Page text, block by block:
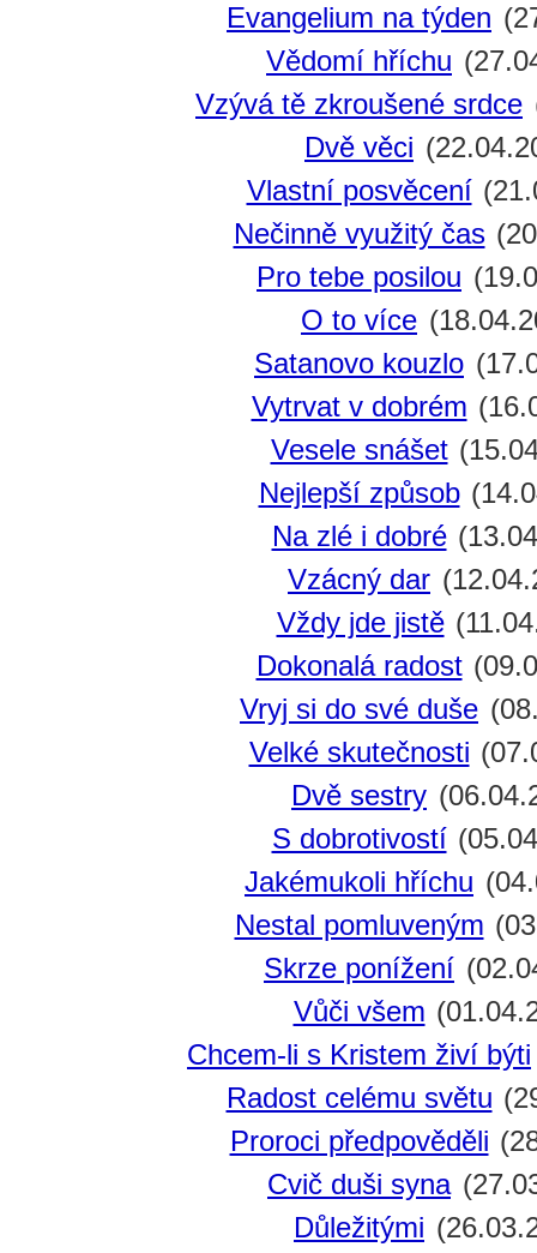
Evangelium na týden
Vědomí hříchu
Vzývá tě zkroušené srdce
Dvě věci
Vlastní posvěcení
Nečinně využitý čas
Pro tebe posilou
O to více
Satanovo kouzlo
Vytrvat v dobrém
Vesele snášet
Nejlepší způsob
Na zlé i dobré
Vzácný dar
Vždy jde jistě
Dokonalá radost
Vryj si do své duše
Velké skutečnosti
Dvě sestry
S dobrotivostí
Jakémukoli hříchu
Nestal pomluveným
Skrze ponížení
Vůči všem
Chcem-li s Kristem živí býti
Radost celému světu
Proroci předpověděli
Cvič duši syna
Důležitými